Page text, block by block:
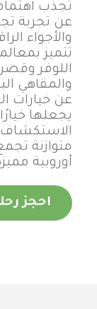
تجذب
عن تجربة
والأجواء
تتميز
اللوفر
والمقاهي
عن خيارات
يجعلها
الاستكشاف
متوازنة
أوروبية
احجز